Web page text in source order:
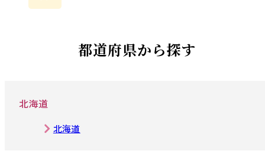
都道府県から探す
北海道
北海道